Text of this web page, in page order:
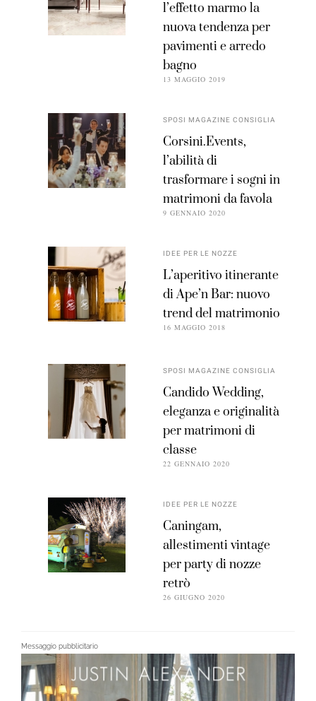
l’effetto marmo la
nuova tendenza per
pavimenti e arredo
bagno
13 MAGGIO 2019
SPOSI MAGAZINE CONSIGLIA
Corsini.Events,
l’abilità di
trasformare i sogni in
matrimoni da favola
9 GENNAIO 2020
IDEE PER LE NOZZE
L’aperitivo itinerante
di Ape’n Bar: nuovo
trend del matrimonio
16 MAGGIO 2018
SPOSI MAGAZINE CONSIGLIA
Candido Wedding,
eleganza e originalità
per matrimoni di
classe
22 GENNAIO 2020
IDEE PER LE NOZZE
Caningam,
allestimenti vintage
per party di nozze
retrò
26 GIUGNO 2020
Messaggio pubblicitario